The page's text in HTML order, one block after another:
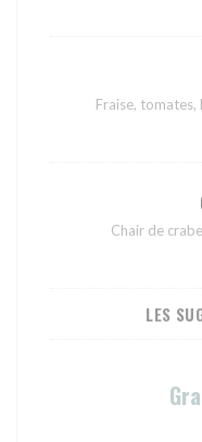
Fraise, tomates,
Chair de
LES